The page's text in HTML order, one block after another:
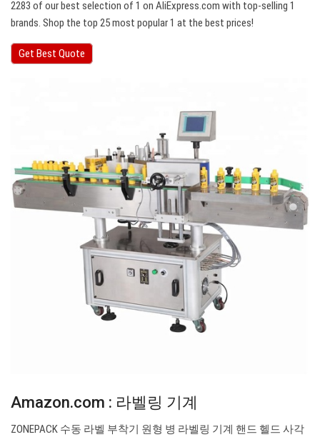
2283 of our best selection of 1 on AliExpress.com with top-selling 1
brands. Shop the top 25 most popular 1 at the best prices!
Get Best Quote
Amazon.com : 라벨링 기계
ZONEPACK 수동 라벨 부착기 원형 병 라벨링 기계 핸드 헬드 사각